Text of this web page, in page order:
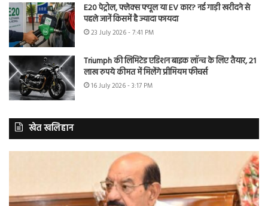
E20 पेट्रोल, फ्लेक्स फ्यूल या EV कार? नई गाड़ी खरीदने से
पहले जानें किसमें है ज्यादा फायदा
23 July 2026 - 7:41 PM
Triumph की लिमिटेड एडिशन बाइक लॉन्च के लिए तैयार, 21
लाख रुपये कीमत में मिलेंगे प्रीमियम फीचर्स
16 July 2026 - 3:17 PM
खेत खलिहान